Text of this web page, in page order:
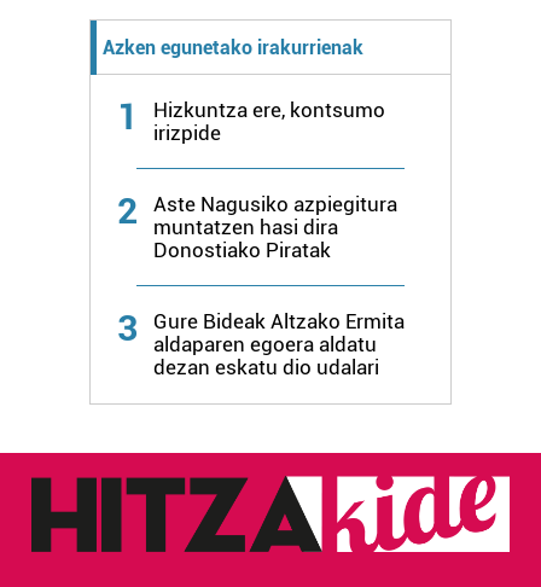
Azken egunetako irakurrienak
1
Hizkuntza ere, kontsumo
irizpide
2
Aste Nagusiko azpiegitura
muntatzen hasi dira
Donostiako Piratak
3
Gure Bideak Altzako Ermita
aldaparen egoera aldatu
dezan eskatu dio udalari